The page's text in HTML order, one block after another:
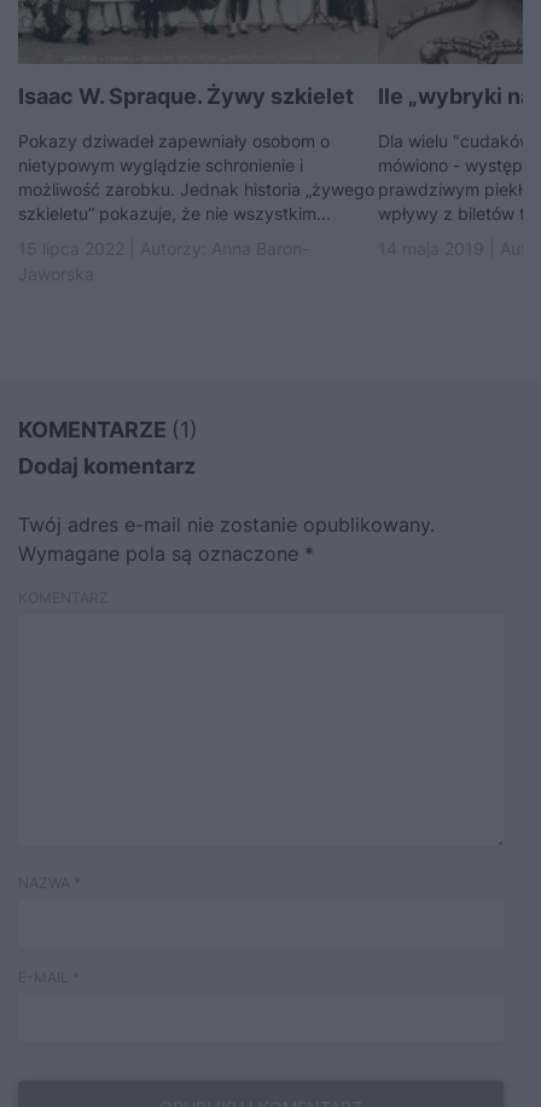
Isaac W. Spraque. Żywy szkielet
Pokazy dziwadeł zapewniały osobom o
nietypowym wyglądzie schronienie i
możliwość zarobku. Jednak historia „żywego
szkieletu” pokazuje, że nie wszystkim...
Ile „wybryki
Dla wielu
mówiono - występy
prawdziwym
wpływy z biletów
KOMENTARZE (1)
Dodaj komentarz
Twój adres e-mail nie zostanie opublikowany.
Wymagane pola są oznaczone *